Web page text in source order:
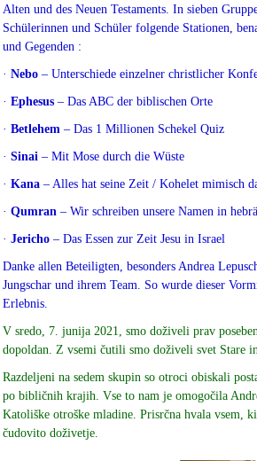
Alten und des Neuen Testaments. In sieben
Schülerinnen und Schüler folgende Stationen,
und Gegenden :
· Nebo – Unterschiede einzelner christlicher
· Ephesus – Das ABC der biblischen Orte
· Betlehem – Das 1 Millionen Schekel Quiz
· Sinai – Mit Mose durch die Wüste
· Kana – Alles hat seine Zeit / Kohelet mimisch
· Qumran – Wir schreiben unsere Namen in
· Jericho – Das Essen zur Zeit Jesu in Israel
Danke allen Beteiligten, besonders Andrea
Jungschar und ihrem Team. So wurde dieser
Erlebnis.
V sredo, 7. junija 2021, smo doživeli prav
dopoldan. Z vsemi čutili smo doživeli svet Stare
Razdeljeni na sedem skupin so otroci obiskali
po bibličnih krajih. Vse to nam je omogočila
Katoliške otroške mladine. Prisrčna hvala vsem,
čudovito doživetje.